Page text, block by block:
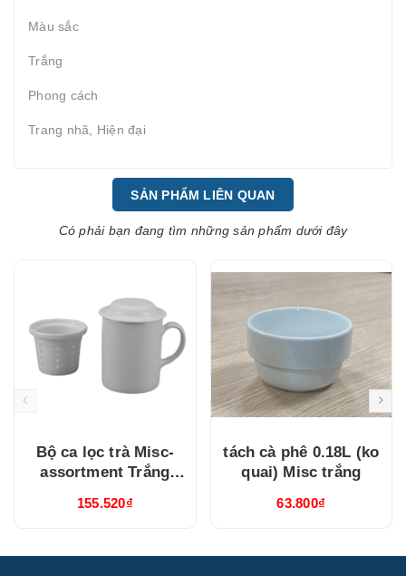
Màu sắc
Trắng
Phong cách
Trang nhã, Hiện đại
SẢN PHẨM LIÊN QUAN
Có phải bạn đang tìm những sản phẩm dưới đây
Bộ ca lọc trà Misc-
assortment Trắng
155.520₫
tách cà phê 0.18L (ko
quai) Misc trắng
63.800₫